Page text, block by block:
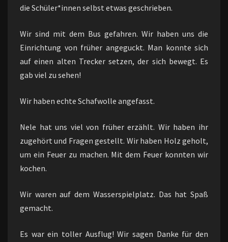
die Schüler*innen selbst etwas geschrieben.
Wir sind mit dem Bus gefahren. Wir haben uns die
Einrichtung von früher angeguckt. Man konnte sich
auf einen alten Trecker setzen, der sich bewegt. Es
gab viel zu sehen!
Wir haben echte Schafwolle angefasst.
Nele hat uns viel von früher erzählt. Wir haben ihr
zugehört und Fragen gestellt. Wir haben Holz geholt,
um ein Feuer zu machen. Mit dem Feuer konnten wir
kochen.
Wir waren auf dem Wasserspielplatz. Das hat Spaß
gemacht.
Es war ein toller Ausflug! Wir sagen Danke für den